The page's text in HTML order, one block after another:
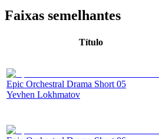
Faixas semelhantes
Título
Epic Orchestral Drama Short 05
Yevhen Lokhmatov